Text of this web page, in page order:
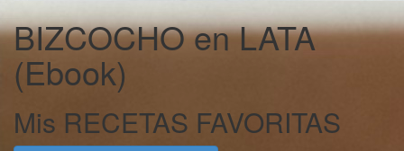
BIZCOCHO en LATA
(Ebook)
Mis RECETAS FAVORITAS